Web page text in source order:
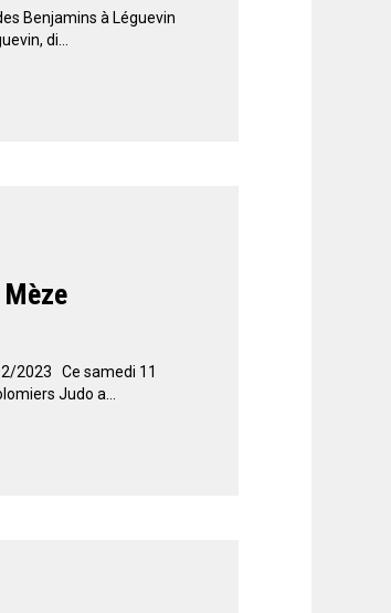
Benjamins à Léguevin
di...
2023 Ce samedi 11
Judo a...